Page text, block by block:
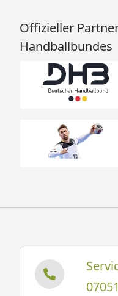
Offizieller
Handballbundes